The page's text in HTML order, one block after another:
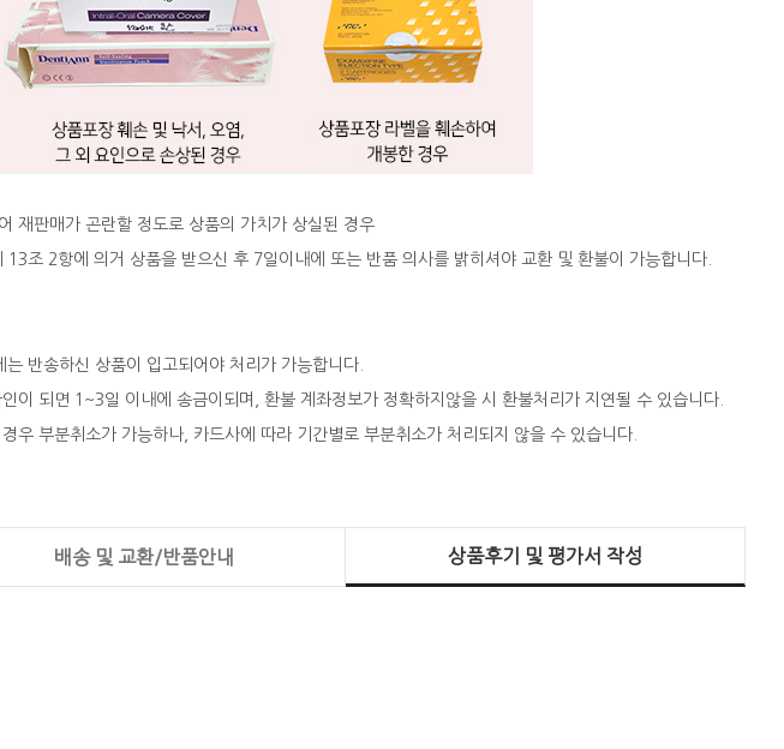
재판매가 곤란할 정도로 상품의 가치가 상실된 경우
13조 2항에 의거 상품을 받으신 후 7일이내에 또는 반품 의사를 밝히셔야 교환 및 환불이 가능합니다.
는 반송하신 상품이 입고되어야 처리가 가능합니다.
이 되면 1~3일 이내에 송금이되며, 환불 계좌정보가 정확하지않을 시 환불처리가 지연될 수 있습니다.
우 부분취소가 가능하나, 카드사에 따라 기간별로 부분취소가 처리되지 않을 수 있습니다.
배송 및 교환/반품안내 상품후기 및 평가서 작성